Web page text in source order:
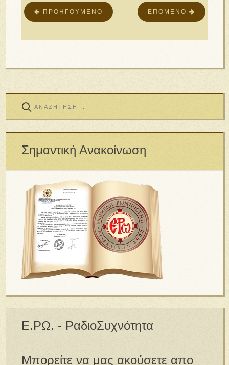
ΕΠΌΜΕΝΟ
ΠΡΟΗΓΟΎΜΕΝΟ
Σημαντική Ανακοίνωση
Ε.ΡΩ. - ΡαδιοΣυχνότητα
Μπορείτε να μας ακούσετε απο